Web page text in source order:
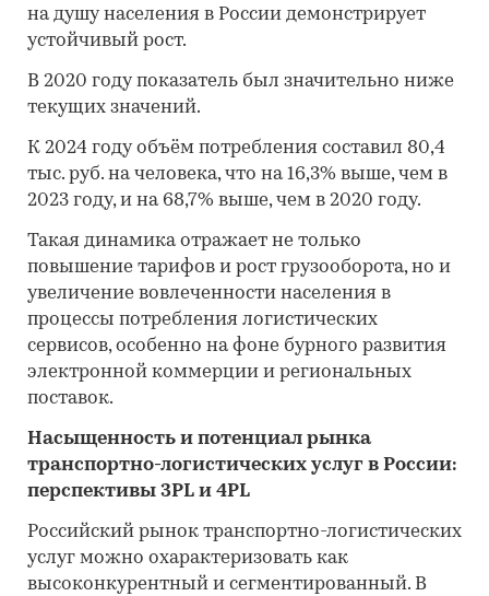
на душу населения в России демонстрирует
устойчивый рост.
В 2020 году показатель был значительно ниже
текущих значений.
К 2024 году объём потребления составил 80,4
тыс. руб. на человека, что на 16,3% выше, чем в
2023 году, и на 68,7% выше, чем в 2020 году.
Такая динамика отражает не только
повышение тарифов и рост грузооборота, но и
увеличение вовлеченности населения в
процессы потребления логистических
сервисов, особенно на фоне бурного развития
электронной коммерции и региональных
поставок.
Насыщенность и потенциал рынка
транспортно-логистических услуг в России:
перспективы 3PL и 4PL
Российский рынок транспортно-логистических
услуг можно охарактеризовать как
высоконкурентный и сегментированный. В